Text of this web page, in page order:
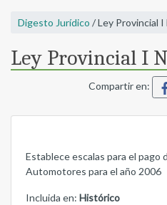
Digesto Jurídico / Ley Provincial I
Ley Provincial I
Compartir en:
Establece escalas para el pago
Automotores para el año 2006
Incluida en: Histórico